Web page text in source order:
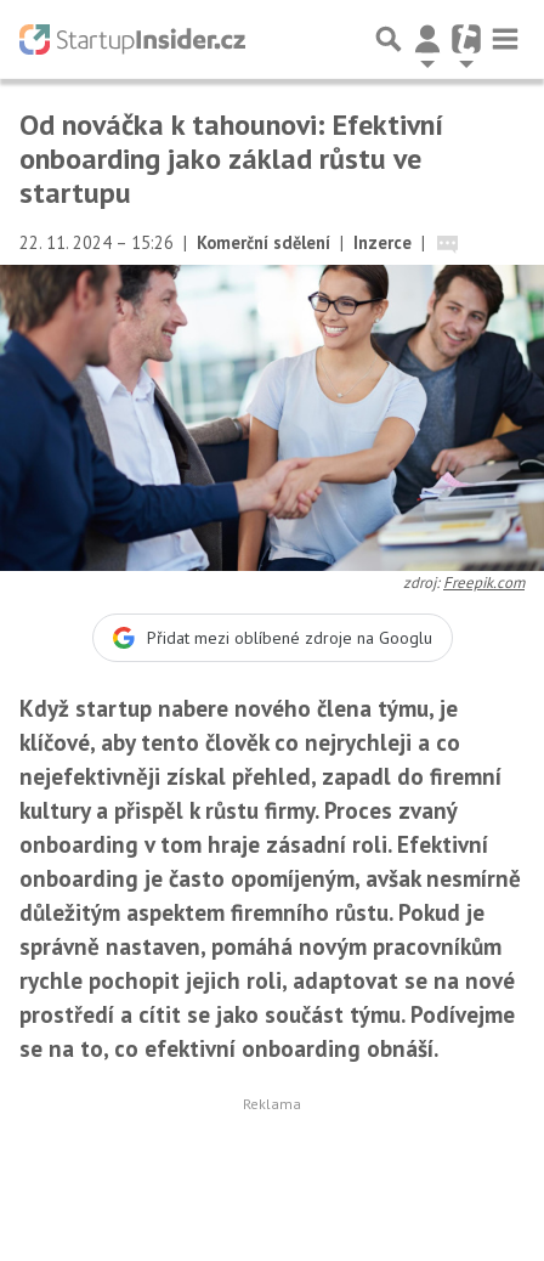
Od nováčka k tahounovi: Efektivní
onboarding jako základ růstu ve
startupu
22. 11. 2024 – 15:26 | Komerční sdělení | Inzerce |
zdroj:Freepik.com
Přidat mezi oblíbené zdroje na Googlu
Když startup nabere nového člena týmu, je
klíčové, aby tento člověk co nejrychleji a co
nejefektivněji získal přehled, zapadl do firemní
kultury a přispěl k růstu firmy. Proces zvaný
onboarding v tom hraje zásadní roli. Efektivní
onboarding je často opomíjeným, avšak nesmírně
důležitým aspektem firemního růstu. Pokud je
správně nastaven, pomáhá novým pracovníkům
rychle pochopit jejich roli, adaptovat se na nové
prostředí a cítit se jako součást týmu. Podívejme
se na to, co efektivní onboarding obnáší.